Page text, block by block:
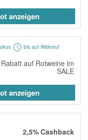
anzeigen
bis auf Widerruf
auf Rotweine im
SALE
anzeigen
2,5% Cashback